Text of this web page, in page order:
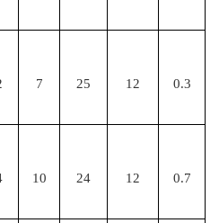
7 25 12 0.3
10 24 12 0.7